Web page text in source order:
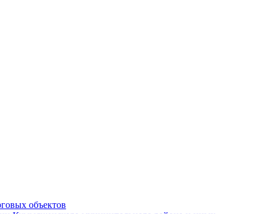
объектов